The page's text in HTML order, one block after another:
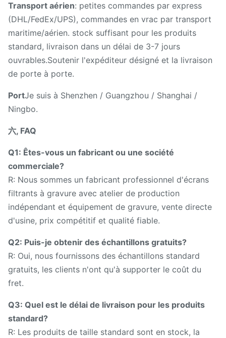
Transport aérien: petites commandes par express
(DHL/FedEx/UPS), commandes en vrac par transport
maritime/aérien. stock suffisant pour les produits
standard, livraison dans un délai de 3-7 jours
ouvrables.Soutenir l'expéditeur désigné et la livraison
de porte à porte.
PortJe suis à Shenzhen / Guangzhou / Shanghai /
Ningbo.
六, FAQ
Q1: Êtes-vous un fabricant ou une société
commerciale?
R: Nous sommes un fabricant professionnel d'écrans
filtrants à gravure avec atelier de production
indépendant et équipement de gravure, vente directe
d'usine, prix compétitif et qualité fiable.
Q2: Puis-je obtenir des échantillons gratuits?
R: Oui, nous fournissons des échantillons standard
gratuits, les clients n'ont qu'à supporter le coût du
fret.
Q3: Quel est le délai de livraison pour les produits
standard?
R: Les produits de taille standard sont en stock, la